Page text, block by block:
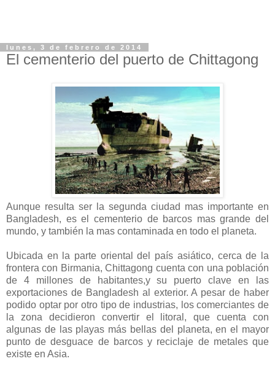
lunes, 3 de febrero de 2014
El cementerio del puerto de Chittagong
Aunque resulta ser la segunda ciudad mas importante en
Bangladesh, es el cementerio de barcos mas grande del
mundo, y también la mas contaminada en todo el planeta.
Ubicada en la parte oriental del país asiático, cerca de la
frontera con Birmania, Chittagong cuenta con una población
de 4 millones de habitantes,y su puerto clave en las
exportaciones de Bangladesh al exterior. A pesar de haber
podido optar por otro tipo de industrias, los comerciantes de
la zona decidieron convertir el litoral, que cuenta con
algunas de las playas más bellas del planeta, en el mayor
punto de desguace de barcos y reciclaje de metales que
existe en Asia.